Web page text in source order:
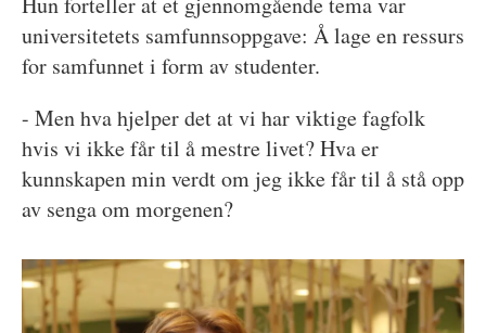
universitetets samfunnsoppgave: Å lage en ressurs
for samfunnet i form av studenter.
- Men hva hjelper det at vi har viktige fagfolk
hvis vi ikke får til å mestre livet? Hva er
kunnskapen min verdt om jeg ikke får til å stå opp
av senga om morgenen?